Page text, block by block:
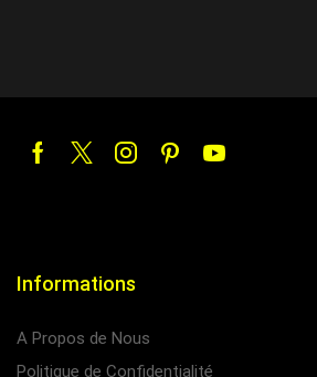
Informations
A Propos de Nous
Politique de Confidentialité